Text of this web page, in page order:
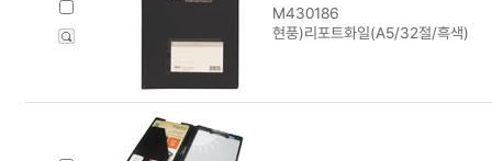
M430186
현풍)리포트화일(A5/32절/흑색)